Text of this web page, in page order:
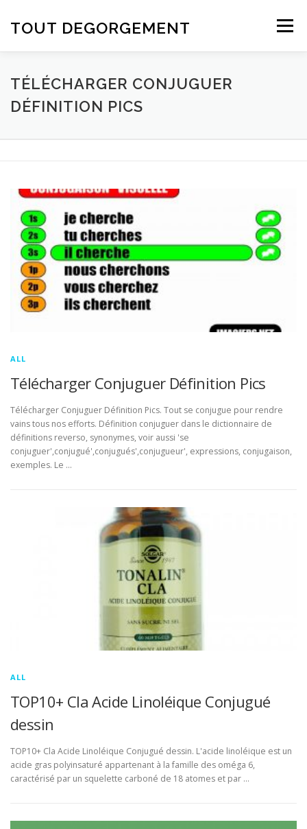
TOUT DEGORGEMENT Menu
TÉLÉCHARGER CONJUGUER
DÉFINITION PICS
ALL
Télécharger Conjuguer Définition Pics
Télécharger Conjuguer Définition Pics. Tout se conjugue pour rendre
vains tous nos efforts. Définition conjuguer dans le dictionnaire de
définitions reverso, synonymes, voir aussi 'se
conjuguer',conjugué',conjugués',conjugueur', expressions, conjugaison,
exemples. Le …
ALL
TOP10+ Cla Acide Linoléique Conjugué
dessin
TOP10+ Cla Acide Linoléique Conjugué dessin. L'acide linoléique est un
acide gras polyinsaturé appartenant à la famille des oméga 6,
caractérisé par un squelette carboné de 18 atomes et par …